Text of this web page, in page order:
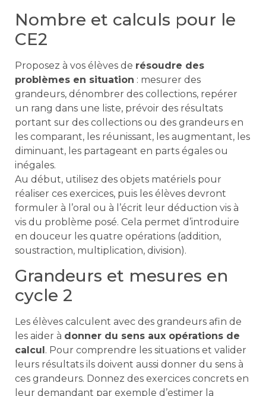
Nombre et calculs pour le
CE2
Proposez à vos élèves de résoudre des
problèmes en situation : mesurer des
grandeurs, dénombrer des collections, repérer
un rang dans une liste, prévoir des résultats
portant sur des collections ou des grandeurs en
les comparant, les réunissant, les augmentant, les
diminuant, les partageant en parts égales ou
inégales.
Au début, utilisez des objets matériels pour
réaliser ces exercices, puis les élèves devront
formuler à l’oral ou à l’écrit leur déduction vis à
vis du problème posé. Cela permet d’introduire
en douceur les quatre opérations (addition,
soustraction, multiplication, division).
Grandeurs et mesures en
cycle 2
Les élèves calculent avec des grandeurs afin de
les aider à donner du sens aux opérations de
calcul . Pour comprendre les situations et valider
leurs résultats ils doivent aussi donner du sens à
ces grandeurs. Donnez des exercices concrets en
leur demandant par exemple d’estimer la